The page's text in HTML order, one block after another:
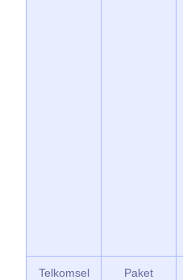
Telkomsel
Paket